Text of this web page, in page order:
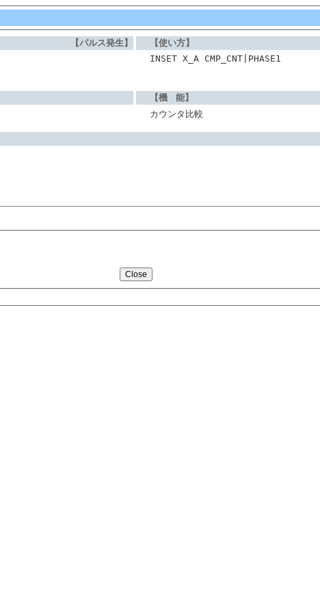
【パルス発生】 【使い方】
INSET X_A CMP_CNT|PHASE1
【機 能】
カウンタ比較